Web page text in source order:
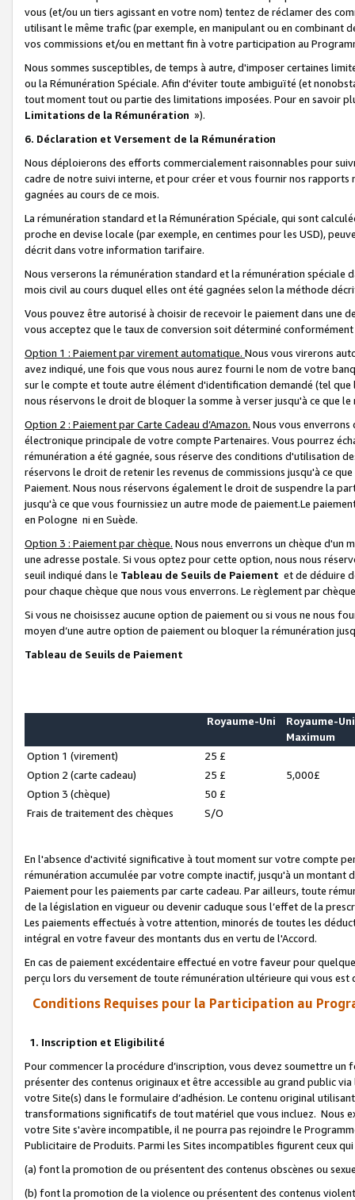
vous (et/ou un tiers agissant en votre nom) tentez de réclamer des
utilisant le même trafic (par exemple, en manipulant ou en combinant
vos commissions et/ou en mettant fin à votre participation au
Nous sommes susceptibles, de temps à autre, d'imposer certaines
ou la Rémunération Spéciale. Afin d'éviter toute ambiguïté (et
tout moment tout ou partie des limitations imposées. Pour en savoir
Limitations de la Rémunération »).
6. Déclaration et Versement de la Rémunération
Nous déploierons des efforts commercialement raisonnables pour
cadre de notre suivi interne, et pour créer et vous fournir nos
gagnées au cours de ce mois.
La rémunération standard et la Rémunération Spéciale, qui sont
proche en devise locale (par exemple, en centimes pour les USD),
décrit dans votre information tarifaire.
Nous verserons la rémunération standard et la rémunération spéciale
mois civil au cours duquel elles ont été gagnées selon la méthode
Vous pouvez être autorisé à choisir de recevoir le paiement dans une
vous acceptez que le taux de conversion soit déterminé
Option 1 : Paiement par virement automatique. Nous vous virerons
avez indiqué, une fois que vous nous aurez fourni le nom de votre
sur le compte et toute autre élément d'identification demandé (tel que
nous réservons le droit de bloquer la somme à verser jusqu'à ce que
Option 2 : Paiement par Carte Cadeau d’Amazon. Nous vous
électronique principale de votre compte Partenaires. Vous pourrez
rémunération a été gagnée, sous réserve des conditions d'utilisation
réservons le droit de retenir les revenus de commissions jusqu'à ce
Paiement. Nous nous réservons également le droit de suspendre la
jusqu'à ce que vous fournissiez un autre mode de paiement.Le
en Pologne ni en Suède.
Option 3 : Paiement par chèque. Nous nous enverrons un chèque d'un
une adresse postale. Si vous optez pour cette option, nous nous
seuil indiqué dans le Tableau de Seuils de Paiement et de déduire
pour chaque chèque que nous vous enverrons. Le règlement par
Si vous ne choisissez aucune option de paiement ou si vous ne nous
moyen d’une autre option de paiement ou bloquer la rémunération
Tableau de Seuils de Paiement
Royaume-Uni
Royaume-Uni
Maximum
Option 1 (virement)
25 £
Option 2 (carte cadeau)
25 £
5,000£
Option 3 (chèque)
50 £
Frais de traitement des chèques
S/O
En l'absence d'activité significative à tout moment sur votre compte
rémunération accumulée par votre compte inactif, jusqu'à un montant
Paiement pour les paiements par carte cadeau. Par ailleurs, toute
de la législation en vigueur ou devenir caduque sous l’effet de la
Les paiements effectués à votre attention, minorés de toutes les
intégral en votre faveur des montants dus en vertu de l'Accord.
En cas de paiement excédentaire effectué en votre faveur pour
perçu lors du versement de toute rémunération ultérieure qui vous est
Conditions Requises pour la Participation au
1. Inscription et Eligibilité
Pour commencer la procédure d’inscription, vous devez soumettre
présenter des contenus originaux et être accessible au grand public
votre Site(s) dans le formulaire d’adhésion. Le contenu original
transformations significatifs de tout matériel que vous incluez. Nous
votre Site s'avère incompatible, il ne pourra pas rejoindre le
Publicitaire de Produits. Parmi les Sites incompatibles figurent ceux
(a) font la promotion de ou présentent des contenus obscènes ou
(b) font la promotion de la violence ou présentent des contenus